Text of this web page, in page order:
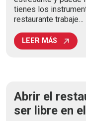
tienes los
restaurante trabaje…
LEER MÁS
Abrir el
ser libre en